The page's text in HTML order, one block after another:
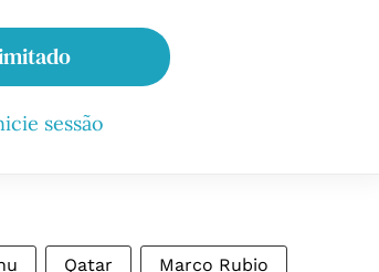
sessão
Qatar Marco Rubio